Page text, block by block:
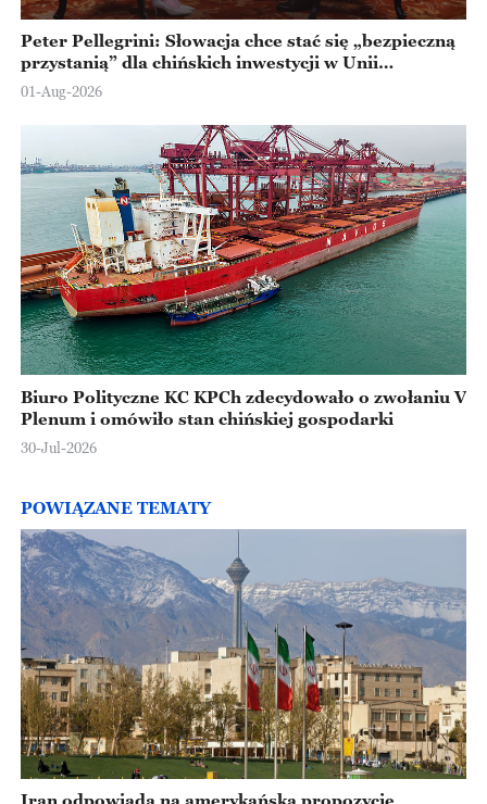
Peter Pellegrini: Słowacja chce stać się „bezpieczną
przystanią” dla chińskich inwestycji w Unii
Europejskiej
01-Aug-2026
Biuro Polityczne KC KPCh zdecydowało o zwołaniu V
Plenum i omówiło stan chińskiej gospodarki
30-Jul-2026
POWIĄZANE TEMATY